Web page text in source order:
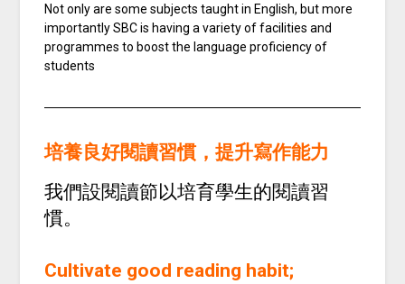
Not only are some subjects taught in English, but more
importantly SBC is having a variety of facilities and
programmes to boost the language proficiency of
students
培養良好閱讀習慣，提升寫作能力
我們設閱讀節以培育學生的閱讀習
慣。
Cultivate good reading habit;